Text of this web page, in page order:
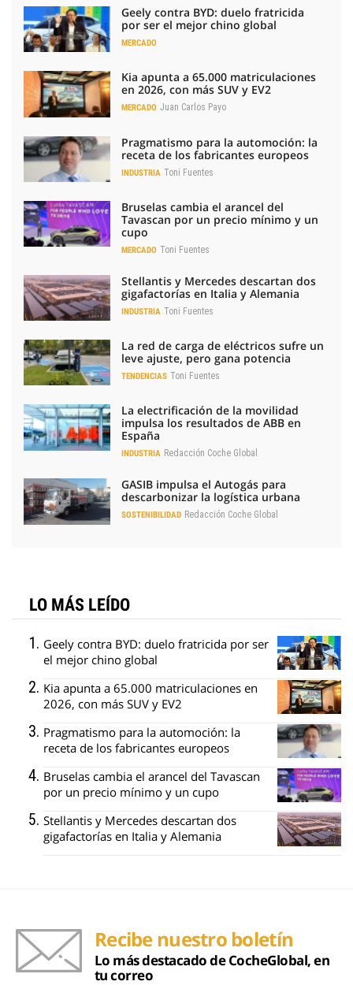
Geely contra BYD: duelo fratricida
por ser el mejor chino global
MERCADO
Kia apunta a 65.000 matriculaciones
en 2026, con más SUV y EV2
MERCADO Juan Carlos Payo
Pragmatismo para la automoción: la
receta de los fabricantes europeos
INDUSTRIA Toni Fuentes
Bruselas cambia el arancel del
Tavascan por un precio mínimo y un
cupo
MERCADO Toni Fuentes
Stellantis y Mercedes descartan dos
gigafactorías en Italia y Alemania
INDUSTRIA Toni Fuentes
La red de carga de eléctricos sufre un
leve ajuste, pero gana potencia
TENDENCIAS Toni Fuentes
La electrificación de la movilidad
impulsa los resultados de ABB en
España
INDUSTRIA Redacción Coche Global
GASIB impulsa el Autogás para
descarbonizar la logística urbana
SOSTENIBILIDAD Redacción Coche Global
LO MÁS LEÍDO
Geely contra BYD: duelo fratricida por ser
el mejor chino global
Kia apunta a 65.000 matriculaciones en
2026, con más SUV y EV2
Pragmatismo para la automoción: la
receta de los fabricantes europeos
Bruselas cambia el arancel del Tavascan
por un precio mínimo y un cupo
Stellantis y Mercedes descartan dos
gigafactorías en Italia y Alemania
Recibe nuestro boletín
Lo más destacado de CocheGlobal, en
tu correo